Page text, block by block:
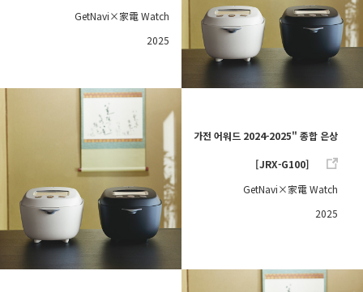
GetNavi×家電 Watch
2025
가전 어워드 2024-2025" 종합 은상
[JRX-G100]
GetNavi×家電 Watch
2025